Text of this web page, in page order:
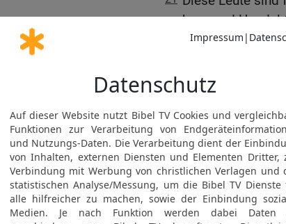
wohnen und
wollen uns ihre
22 Aber nur dann
wohnen und ein
männlich unter uns
beschnitten sind.
23 Ihr Vieh und ihre
unser sein? So
uns wohnen.
24 Und sie